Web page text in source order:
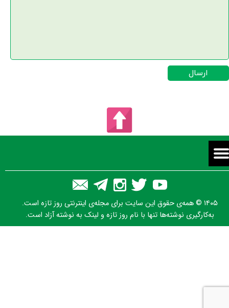
ارسال
۱۴۰۵ © همه‌ی حقوق این سایت برای مجله‌ی اینترنتی روز تازه است.
به‌کارگیری نوشته‌ها تنها با نام روز تازه و لینک به نوشته آزاد است.